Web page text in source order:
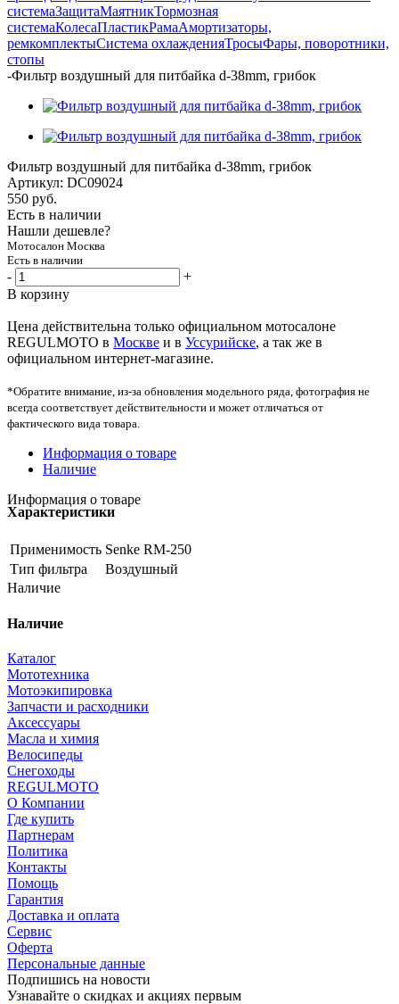
системаЗащитаМаятникТормозная
системаКолесаПластикРамаАмортизаторы,
ремкомплектыСистема охлажденияТросыФары, поворотники,
стопы
-Фильтр воздушный для питбайка d-38mm, грибок
Фильтр воздушный для питбайка d-38mm, грибок
Артикул: DC09024
550 руб.
Есть в наличии
Нашли дешевле?
Мотосалон Москва
Есть в наличии
-
+
В корзину
Цена действительна только официальном мотосалоне
REGULMOTO в Москве и в Уссурийске, а так же в
официальном интернет-магазине.
*Обратите внимание, из-за обновления модельного ряда, фотография не
всегда соответствует действительности и может отличаться от
фактического вида товара.
Информация о товаре
Наличие
Информация о товаре
Характеристики
Применимость Senke RM-250
Тип фильтра
Воздушный
Наличие
Наличие
Каталог
Мототехника
Мотоэкипировка
Запчасти и расходники
Аксессуары
Масла и химия
Велосипеды
Снегоходы
REGULMOTO
О Компании
Где купить
Партнерам
Политика
Контакты
Помощь
Гарантия
Доставка и оплата
Сервис
Оферта
Персональные данные
Подпишись на новости
Узнавайте о скидках и акциях первым